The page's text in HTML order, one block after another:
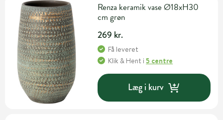
Renza keramik vase Ø18xH30
cm grøn
269 kr.
Få leveret
Klik & Hent i5 centre
Læg i kurv